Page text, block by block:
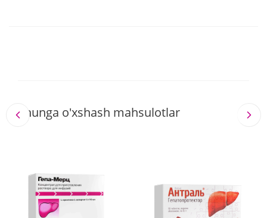
Shunga o'xshash mahsulotlar